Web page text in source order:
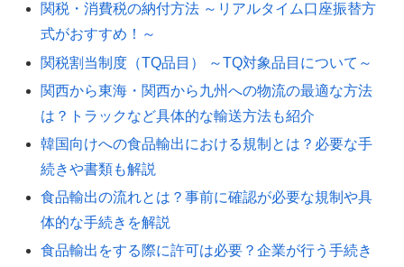
関税・消費税の納付方法 ～リアルタイム口座振替方
式がおすすめ！～
関税割当制度（TQ品目） ～TQ対象品目について～
関西から東海・関西から九州への物流の最適な方法
は？トラックなど具体的な輸送方法も紹介
韓国向けへの食品輸出における規制とは？必要な手
続きや書類も解説
食品輸出の流れとは？事前に確認が必要な規制や具
体的な手続きを解説
食品輸出をする際に許可は必要？企業が行う手続き